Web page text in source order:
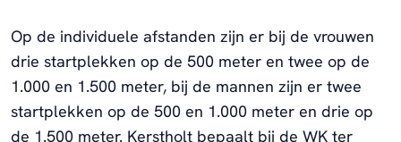
Op de individuele afstanden zijn er bij de vrouwen
drie startplekken op de 500 meter en twee op de
1.000 en 1.500 meter, bij de mannen zijn er twee
startplekken op de 500 en 1.000 meter en drie op
de 1.500 meter. Kerstholt bepaalt bij de WK ter